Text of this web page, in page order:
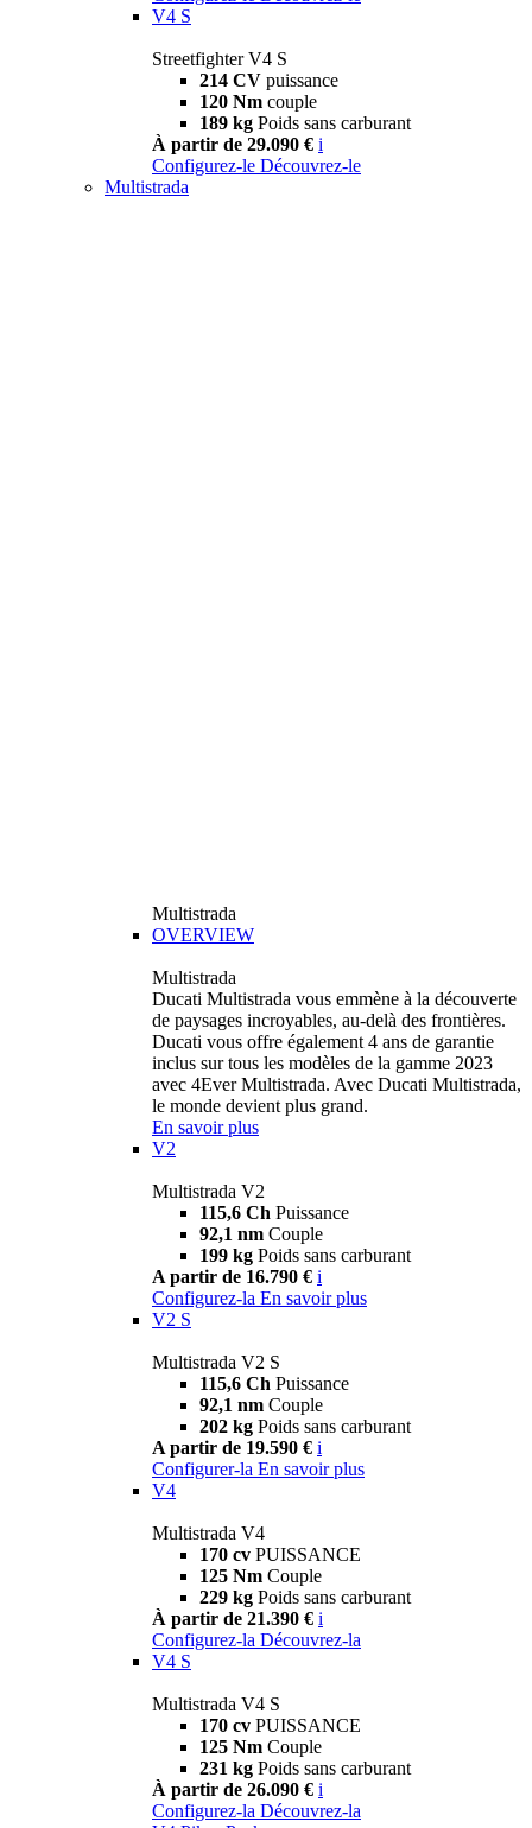
V4 S
Streetfighter V4 S
214 CV puissance
120 Nm couple
189 kg Poids sans carburant
À partir de 29.090 € i
Configurez-le Découvrez-le
Multistrada
Multistrada
OVERVIEW
Multistrada
Ducati Multistrada vous emmène à la découverte
de paysages incroyables, au-delà des frontières.
Ducati vous offre également 4 ans de garantie
inclus sur tous les modèles de la gamme 2023
avec 4Ever Multistrada. Avec Ducati Multistrada,
le monde devient plus grand.
En savoir plus
V2
Multistrada V2
115,6 Ch Puissance
92,1 nm Couple
199 kg Poids sans carburant
A partir de 16.790 € i
Configurez-la En savoir plus
V2 S
Multistrada V2 S
115,6 Ch Puissance
92,1 nm Couple
202 kg Poids sans carburant
A partir de 19.590 € i
Configurer-la En savoir plus
V4
Multistrada V4
170 cv PUISSANCE
125 Nm Couple
229 kg Poids sans carburant
À partir de 21.390 € i
Configurez-la Découvrez-la
V4 S
Multistrada V4 S
170 cv PUISSANCE
125 Nm Couple
231 kg Poids sans carburant
À partir de 26.090 € i
Configurez-la Découvrez-la